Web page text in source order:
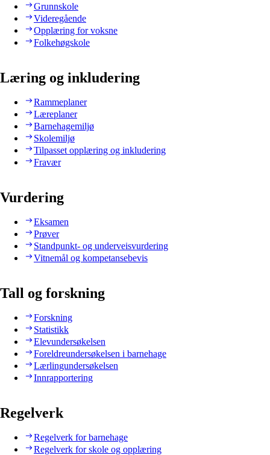
Grunnskole
Videregående
Opplæring for voksne
Folkehøgskole
Læring og inkludering
Rammeplaner
Læreplaner
Barnehagemiljø
Skolemiljø
Tilpasset opplæring og inkludering
Fravær
Vurdering
Eksamen
Prøver
Standpunkt- og underveisvurdering
Vitnemål og kompetansebevis
Tall og forskning
Forskning
Statistikk
Elevundersøkelsen
Foreldreundersøkelsen i barnehage
Lærlingundersøkelsen
Innrapportering
Regelverk
Regelverk for barnehage
Regelverk for skole og opplæring